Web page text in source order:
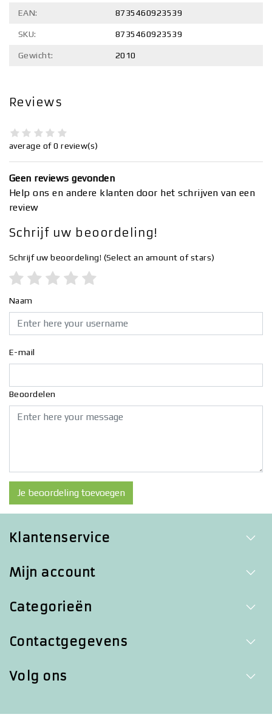
EAN: 8735460923539
SKU: 8735460923539
Gewicht: 2010
Reviews
average of 0 review(s)
Geen reviews gevonden
Help ons en andere klanten door het schrijven van een
review
Schrijf uw beoordeling!
Schrijf uw beoordeling! (Select an amount of stars)
Naam
E-mail
Beoordelen
Je beoordeling toevoegen
Klantenservice
Mijn account
Categorieën
Contactgegevens
Volg ons